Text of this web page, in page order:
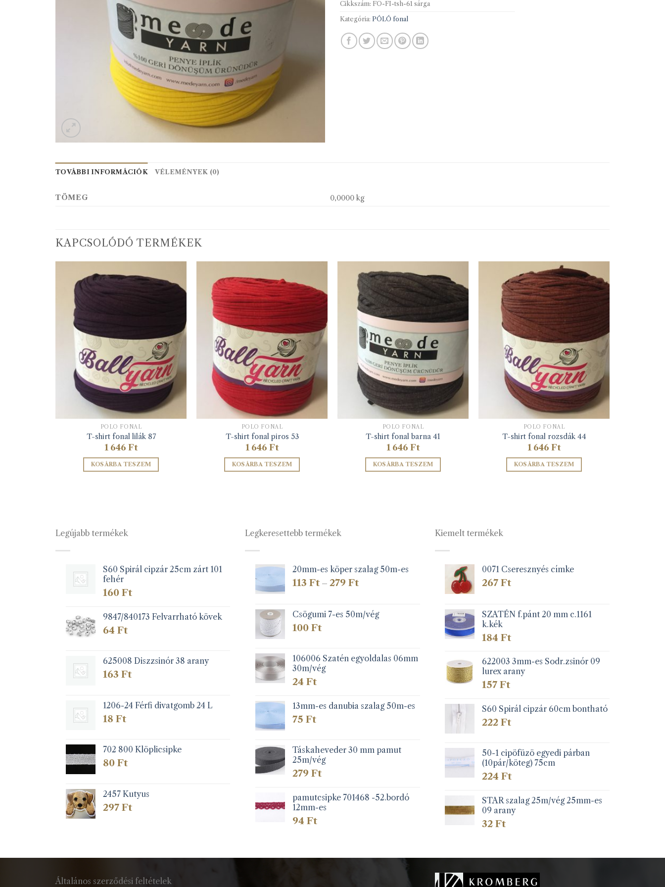
Cikkszám: FO-FI-tsh-61 sárga
Kategória: PÓLÓ fonal
TOVÁBBI INFORMÁCIÓK VÉLEMÉNYEK (0)
TÖMEG 0,0000 kg
KAPCSOLÓDÓ TERMÉKEK
PÓLÓ FONAL
T-shirt fonal lilák 87
1 646 Ft
KOSÁRBA TESZEM
PÓLÓ FONAL
T-shirt fonal piros 53
1 646 Ft
KOSÁRBA TESZEM
PÓLÓ FONAL
T-shirt fonal barna 41
1 646 Ft
KOSÁRBA TESZEM
PÓLÓ FONAL
T-shirt fonal rozsdák 44
1 646 Ft
KOSÁRBA TESZEM
Legújabb termékek
S60 Spirál cipzár 25cm zárt 101
fehér
160 Ft
9847/840173 Felvarrható kövek
64 Ft
625008 Diszzsinór 38 arany
163 Ft
1206-24 Férfi divatgomb 24 L
18 Ft
702 800 Klöplicsipke
80 Ft
2457 Kutyus
297 Ft
Legkeresettebb termékek
20mm-es köper szalag 50m-es
113Ft – 279FtÁrtartomány:
279 Ft
Csögumi 7-es 50m/vég
100Ft
106006 Szatén egyoldalas 06mm
30m/vég
24Ft
13mm-es danubia szalag 50m-es
75Ft
Táskaheveder 30 mm pamut
25m/vég
279Ft
pamutcsipke 701468 -52.bordó
12mm-es
94Ft
Kiemelt termékek
0071 Cseresznyés címke
267Ft
SZATÉN f.pánt 20 mm c.1161
k.kék
184Ft
622003 3mm-es Sodr.zsinór 09
lurex arany
157Ft
S60 Spirál cipzár 60cm bontható
222Ft
50-1 cipöfüzö egyedi párban
(10pár/köteg) 75cm
224Ft
STAR szalag 25m/vég 25mm-es
09 arany
32Ft
Általános szerződési feltételek